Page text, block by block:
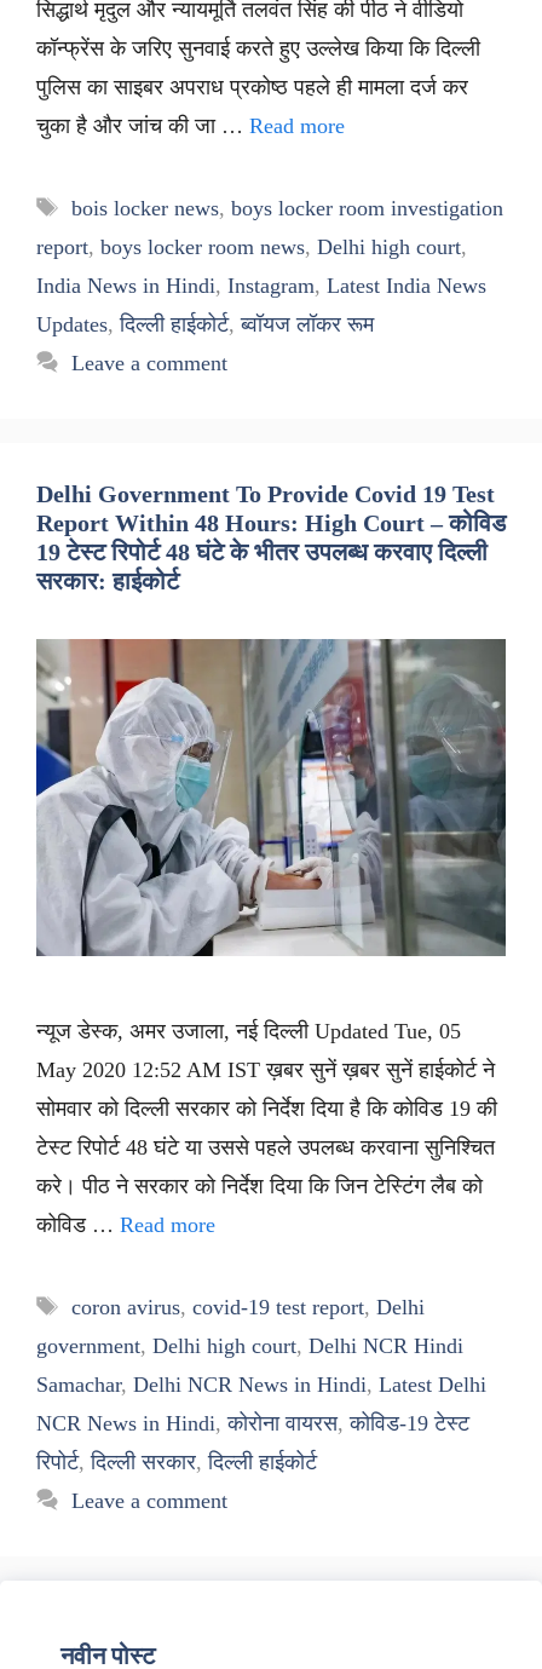
सिद्धार्थ मृदुल और न्यायमूर्ति तलवंत सिंह की पीठ ने वीडियो
कॉन्फ्रेंस के जरिए सुनवाई करते हुए उल्लेख किया कि दिल्ली
पुलिस का साइबर अपराध प्रकोष्ठ पहले ही मामला दर्ज कर
चुका है और जांच की जा … Read more
Tags
bois locker news, boys locker room investigation
report, boys locker room news, Delhi high court,
India News in Hindi, Instagram, Latest India News
Updates,दिल्ली हाईकोर्ट,ब्वॉयज लॉकर रूम
Leave a comment
Delhi Government To Provide Covid 19 Test
Report Within 48 Hours: High Court – कोविड
19 टेस्ट रिपोर्ट 48 घंटे के भीतर उपलब्ध करवाए दिल्ली
सरकार: हाईकोर्ट
न्यूज डेस्क, अमर उजाला, नई दिल्ली Updated Tue, 05
May 2020 12:52 AM IST ख़बर सुनें ख़बर सुनें हाईकोर्ट ने
सोमवार को दिल्ली सरकार को निर्देश दिया है कि कोविड 19 की
टेस्ट रिपोर्ट 48 घंटे या उससे पहले उपलब्ध करवाना सुनिश्चित
करे। पीठ ने सरकार को निर्देश दिया कि जिन टेस्टिंग लैब को
कोविड … Read more
Tags
coron avirus, covid-19 test report, Delhi
government, Delhi high court, Delhi NCR Hindi
Samachar, Delhi NCR News in Hindi, Latest Delhi
NCR News in Hindi,कोरोना वायरस,कोविड-19 टेस्ट
रिपोर्ट,दिल्ली सरकार,दिल्ली हाईकोर्ट
Leave a comment
नवीन पोस्ट